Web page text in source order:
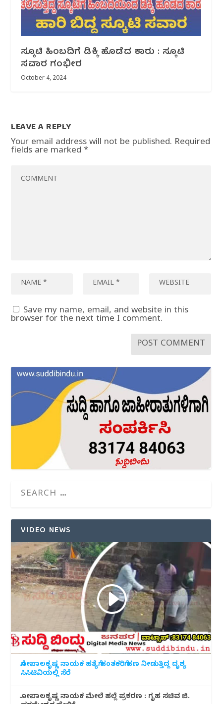
ಸ್ಕೂಟಿ ಹಿಂಬದಿಗೆ ಡಿಕ್ಕಿ ಹೊಡೆದ ಕಾರು : ಸ್ಕೂಟಿ
ಸವಾರ ಗಂಭೀರ
October 4, 2024
LEAVE A REPLY
Your email address will not be published. Required
fields are marked*
Save my name, email, and website in this
browser for the next time I comment.
VIDEO NEWS
ಗೋಪಾಲಕೃಷ್ಣ ನಾಯಕ ಹತ್ಯೆಗೆ ಹಂತಕರಿಗೆ ಹಣ ನೀಡುತ್ತಿದ್ದ ದೃಶ್ಯ
ಸಿಸಿಟಿವಿಯಲ್ಲಿ ಸೆರೆ
ಗೋಪಾಲಕೃಷ್ಣ ನಾಯಕ ಮೇಲೆ ಹಲ್ಲೆ ಪ್ರಕರಣ : ಗೃಹ ಸಚಿವ ಜಿ.